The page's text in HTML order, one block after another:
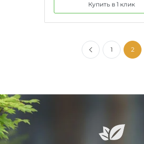
Купить в 1 клик
1 2